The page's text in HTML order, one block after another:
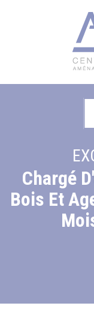
Chargé
Bois Et